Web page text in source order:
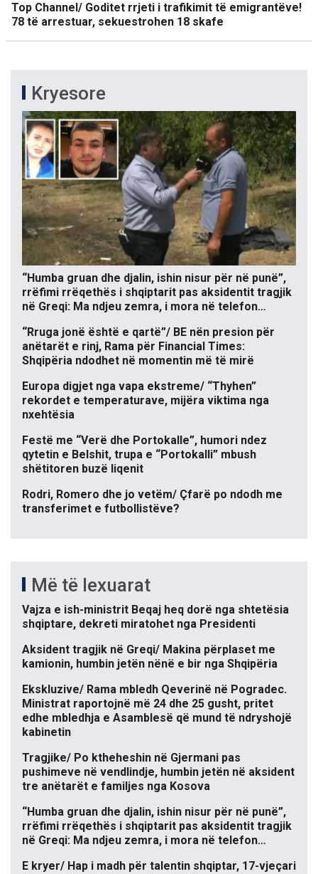
Top Channel/ Goditet rrjeti i trafikimit të emigrantëve!
78 të arrestuar, sekuestrohen 18 skafe
Kryesore
“Humba gruan dhe djalin, ishin nisur për në punë”,
rrëfimi rrëqethës i shqiptarit pas aksidentit tragjik
në Greqi: Ma ndjeu zemra, i mora në telefon…
“Rruga jonë është e qartë”/ BE nën presion për
anëtarët e rinj, Rama për Financial Times:
Shqipëria ndodhet në momentin më të mirë
Europa digjet nga vapa ekstreme/ “Thyhen”
rekordet e temperaturave, mijëra viktima nga
nxehtësia
Festë me “Verë dhe Portokalle”, humori ndez
qytetin e Belshit, trupa e “Portokalli” mbush
shëtitoren buzë liqenit
Rodri, Romero dhe jo vetëm/ Çfarë po ndodh me
transferimet e futbollistëve?
Më të lexuarat
Vajza e ish-ministrit Beqaj heq dorë nga shtetësia
shqiptare, dekreti miratohet nga Presidenti
Aksident tragjik në Greqi/ Makina përplaset me
kamionin, humbin jetën nënë e bir nga Shqipëria
Ekskluzive/ Rama mbledh Qeverinë në Pogradec.
Ministrat raportojnë më 24 dhe 25 gusht, pritet
edhe mbledhja e Asamblesë që mund të ndryshojë
kabinetin
Tragjike/ Po ktheheshin në Gjermani pas
pushimeve në vendlindje, humbin jetën në aksident
tre anëtarët e familjes nga Kosova
“Humba gruan dhe djalin, ishin nisur për në punë”,
rrëfimi rrëqethës i shqiptarit pas aksidentit tragjik
në Greqi: Ma ndjeu zemra, i mora në telefon…
E kryer/ Hap i madh për talentin shqiptar, 17-vjeçari